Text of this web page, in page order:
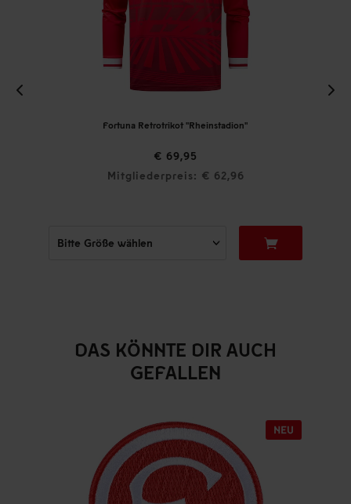
Fortuna Retrotrikot "Rheinstadion"
€ 69,95
Mitgliederpreis: € 62,96
DAS KÖNNTE DIR AUCH
GEFALLEN